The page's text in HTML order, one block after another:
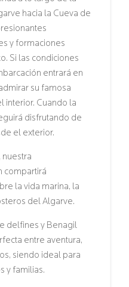
hacia la Cueva de
y formaciones
Si las condiciones
entrará en
su famosa
interior. Cuando la
disfrutando de
el exterior.
compartirá
la vida marina, la
del Algarve.
delfines y Benagil
entre aventura,
siendo ideal para
y familias.